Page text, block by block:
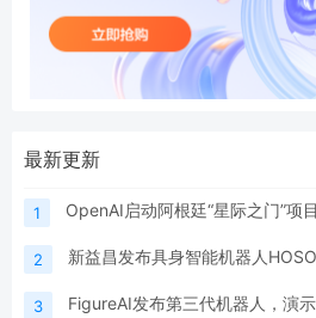
最新更新
1 OpenAI启动阿根廷“星际之门”项
2 新益昌发布具身智能机器人
3 FigureAI发布第三代机器人，演